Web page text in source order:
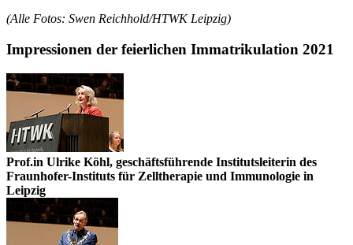
(Alle Fotos: Swen Reichhold/HTWK Leipzig)
Impressionen der feierlichen Immatrikulation 2021
Prof.in Ulrike Köhl, geschäftsführende Institutsleiterin des
Fraunhofer-Instituts für Zelltherapie und Immunologie in
Leipzig